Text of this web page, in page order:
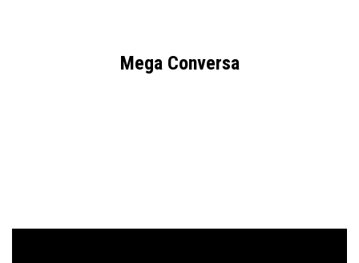
Mega Conversa